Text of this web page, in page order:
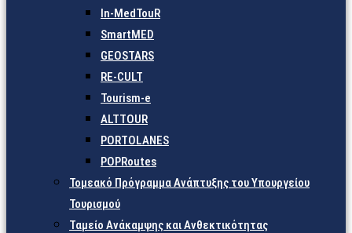
In-MedTouR
SmartMED
GEOSTARS
RE-CULT
Tourism-e
ALTTOUR
PORTOLANES
POPRoutes
Τομεακό Πρόγραμμα Ανάπτυξης του Υπουργείου
Τουρισμού
Ταμείο Ανάκαμψης και Ανθεκτικότητας